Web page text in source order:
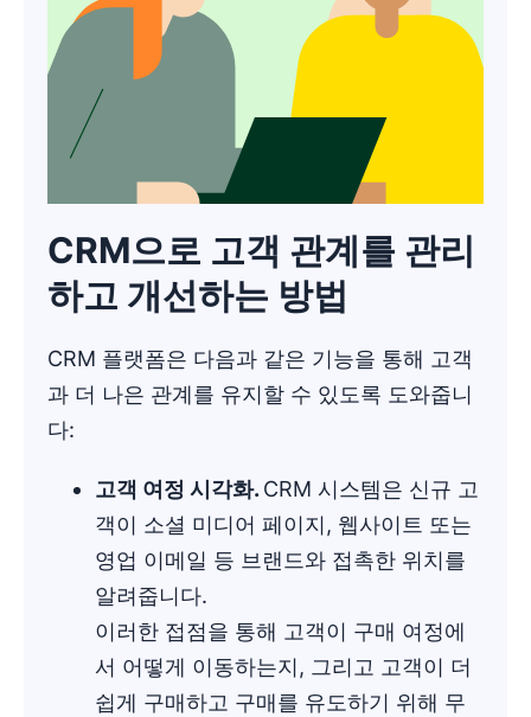
CRM으로 고객 관계를 관리
하고 개선하는 방법
CRM 플랫폼은 다음과 같은 기능을 통해 고객
과 더 나은 관계를 유지할 수 있도록 도와줍니
다:
고객 여정 시각화.CRM 시스템은 신규 고
객이 소셜 미디어 페이지, 웹사이트 또는
영업 이메일 등 브랜드와 접촉한 위치를
알려줍니다.
이러한 접점을 통해 고객이 구매 여정에
서 어떻게 이동하는지, 그리고 고객이 더
쉽게 구매하고 구매를 유도하기 위해 무